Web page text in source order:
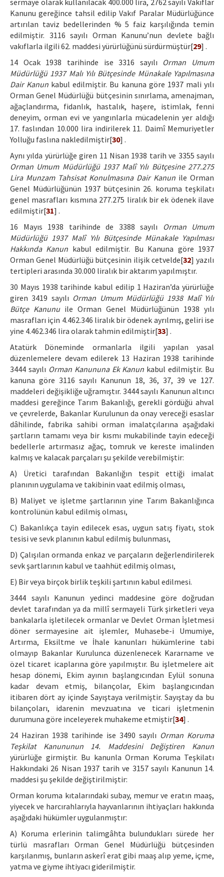
sermaye olarak kullanılacak 400.000 lira, 2762 sayılı Vakıflar
Kanunu gereğince tahsil edilip Vakıf Paralar Müdürlüğünce
artırılan taviz bedellerinden % 5 faiz karşılığında temin
edilmiştir. 3116 sayılı Orman Kanunu’nun devlete bağlı
vakıflarla ilgili 62. maddesi yürürlüğünü sürdürmüştür[29] .
14 Ocak 1938 tarihinde ise 3316 sayılı Orman Umum
Müdürlüğü 1937 Malı Yılı Bütçesinde Münakale Yapılmasına
Dair Kanun kabul edilmiştir. Bu kanuna göre 1937 mali yılı
Orman Genel Müdürlüğü bütçesinin sınırlama, amenajman,
ağaçlandırma, fidanlık, hastalık, haşere, istimlak, fenni
deneyim, orman evi ve yangınlarla mücadelenin yer aldığı
17. faslından 10.000 lira indirilerek 11. Daimî Memuriyetler
Yolluğu faslına nakledilmiştir[30] .
Aynı yılda yürürlüğe giren 11 Nisan 1938 tarih ve 3355 sayılı
Orman Umum Müdürlüğü 1937 Malî Yılı Bütçesine 277.275
Lira Munzam Tahsisat Konulmasına Dair Kanun ile Orman
Genel Müdürlüğünün 1937 bütçesinin 26. koruma teşkilatı
genel masrafları kısmına 277.275 liralık bir ek ödenek ilave
edilmiştir[31] .
16 Mayıs 1938 tarihinde de 3388 sayılı
Orman Umum
Müdürlüğü 1937 Malî Yılı Bütçesinde Münakale Yapılması
Hakkında Kanun kabul edilmiştir. Bu Kanuna göre 1937
Orman Genel Müdürlüğü bütçesinin ilişik cetvelde[32] yazılı
tertipleri arasında 30.000 liralık bir aktarım yapılmıştır.
30 Mayıs 1938 tarihinde kabul edilip 1 Haziran’da yürürlüğe
giren 3419 sayılı Orman Umum Müdürlüğü 1938 Malî Yılı
Bütçe Kanunuile Orman Genel Müdürlüğünün 1938 yılı
masrafları için 4.462.346 liralık bir ödenek ayrılmış, geliri ise
yine 4.462.346 lira olarak tahmin edilmiştir[33] .
Atatürk Döneminde ormanlarla ilgili yapılan yasal
düzenlemelere devam edilerek 13 Haziran 1938 tarihinde
3444 sayılı Orman Kanununa Ek Kanun kabul edilmiştir. Bu
kanuna göre 3116 sayılı Kanunun 18, 36, 37, 39 ve 127.
maddeleri değişikliğe uğramıştır. 3444 sayılı Kanunun altıncı
maddesi gereğince Tarım Bakanlığı, gerekli gördüğü ahval
ve çevrelerde, Bakanlar Kurulunun da onay vereceği esaslar
dâhilinde, fabrika sahibi orman imalatçılarına aşağıdaki
şartların tamamı veya bir kısmı mukabilinde tayin edeceği
bedellerle artırmasız ağaç, tomruk ve kereste imalinden
kalmış ve kalacak parçaları şu şekilde verebilmiştir:
A) Üretici tarafından Bakanlığın tespit ettiği imalat
planının uygulama ve takibinin vaat edilmiş olması,
B) Maliyet ve işletme şartlarının yine Tarım Bakanlığınca
kontrolünün kabul edilmiş olması,
C) Bakanlıkça tayin edilecek esas, uygun satış fiyatı, stok
tesisi ve sevk planının kabul edilmiş bulunması,
D) Çalışılan ormanda enkaz ve parçaların değerlendirilerek
sevk şartlarının kabul ve taahhüt edilmiş olması,
E) Bir veya birçok birlik teşkili şartının kabul edilmesi.
3444 sayılı Kanunun yedinci maddesine göre doğrudan
devlet tarafından ya da millî sermayeli Türk şirketleri veya
bankalarla işletilecek ormanlar ve Devlet Orman İşletmesi
döner sermayesine ait işlemler, Muhasebe-i Umumiye,
Artırma, Eksiltme ve İhale kanunları hükümlerine tabi
olmayıp Bakanlar Kurulunca düzenlenecek Kararname ve
özel ticaret icaplarına göre yapılmıştır. Bu işletmelere ait
hesap dönemi, Ekim ayının başlangıcından Eylül sonuna
kadar devam etmiş, bilançolar, Ekim başlangıcından
itibaren dört ay içinde Sayıştaya verilmiştir. Sayıştay da bu
bilançoları, idarenin mevzuatına ve ticari işletmenin
durumuna göre inceleyerek muhakeme etmiştir[34] .
24 Haziran 1938 tarihinde ise 3490 sayılı Orman Koruma
Teşkilat Kanununun 14. Maddesini Değiştiren Kanun
yürürlüğe girmiştir. Bu kanunla Orman Koruma Teşkilatı
Hakkındaki 26 Nisan 1937 tarih ve 3157 sayılı Kanunun 14.
maddesi şu şekilde değiştirilmiştir:
Orman koruma kıtalarındaki subay, memur ve eratın maaş,
yiyecek ve harcırahlarıyla hayvanlarının ihtiyaçları hakkında
aşağıdaki hükümler uygulanmıştır:
A) Koruma erlerinin talimgâhta bulundukları sürede her
türlü masrafları Orman Genel Müdürlüğü bütçesinden
karşılanmış, bunların askerî erat gibi maaş alıp yeme, içme,
yatma ve giyme ihtiyacı giderilmiştir.